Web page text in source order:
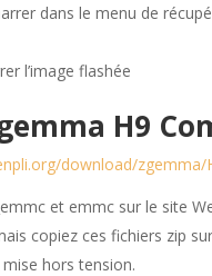
dans le menu de
l’image flashée
H9
download/zgemma/
et emmc sur le site
copiez ces fichiers zip
mise hors tension.